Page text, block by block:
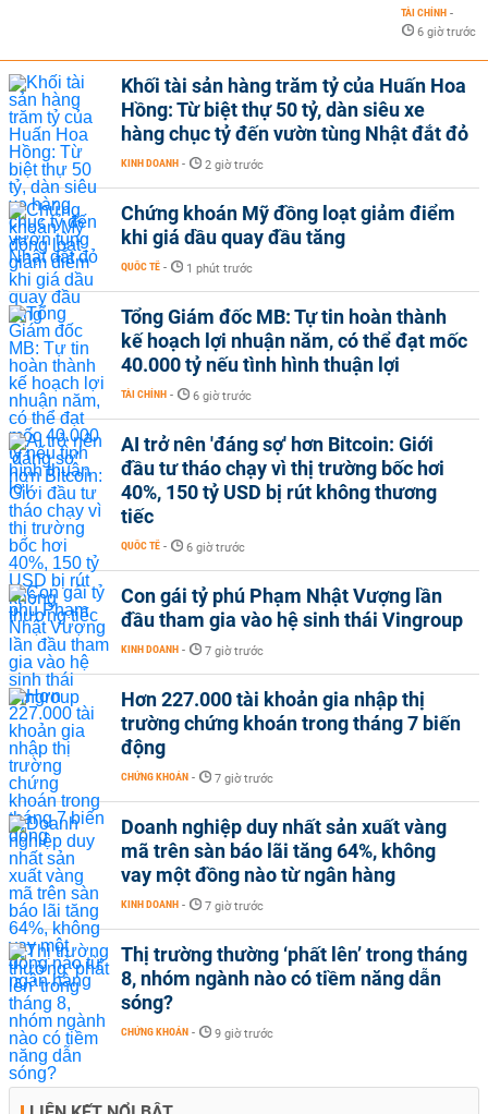
TÀI CHÍNH -
6 giờ trước
Khối tài sản hàng trăm tỷ của Huấn Hoa
Hồng: Từ biệt thự 50 tỷ, dàn siêu xe
hàng chục tỷ đến vườn tùng Nhật đắt đỏ
KINH DOANH - 2 giờ trước
Chứng khoán Mỹ đồng loạt giảm điểm
khi giá dầu quay đầu tăng
QUỐC TẾ - 1 phút trước
Tổng Giám đốc MB: Tự tin hoàn thành
kế hoạch lợi nhuận năm, có thể đạt mốc
40.000 tỷ nếu tình hình thuận lợi
TÀI CHÍNH - 6 giờ trước
AI trở nên 'đáng sợ' hơn Bitcoin: Giới
đầu tư tháo chạy vì thị trường bốc hơi
40%, 150 tỷ USD bị rút không thương
tiếc
QUỐC TẾ - 6 giờ trước
Con gái tỷ phú Phạm Nhật Vượng lần
đầu tham gia vào hệ sinh thái Vingroup
KINH DOANH - 7 giờ trước
Hơn 227.000 tài khoản gia nhập thị
trường chứng khoán trong tháng 7 biến
động
CHỨNG KHOÁN - 7 giờ trước
Doanh nghiệp duy nhất sản xuất vàng
mã trên sàn báo lãi tăng 64%, không
vay một đồng nào từ ngân hàng
KINH DOANH - 7 giờ trước
Thị trường thường ‘phất lên’ trong tháng
8, nhóm ngành nào có tiềm năng dẫn
sóng?
CHỨNG KHOÁN - 9 giờ trước